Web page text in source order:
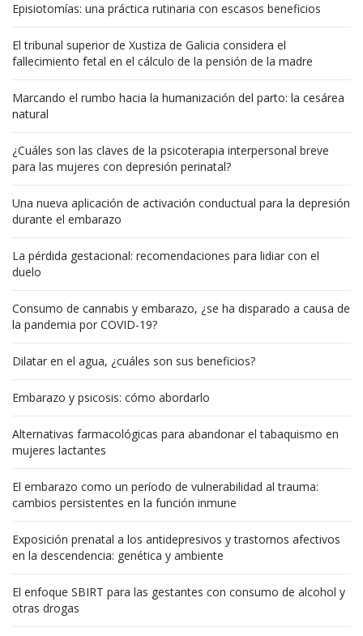
Episiotomías: una práctica rutinaria con escasos beneficios
El tribunal superior de Xustiza de Galicia considera el
fallecimiento fetal en el cálculo de la pensión de la madre
Marcando el rumbo hacia la humanización del parto: la cesárea
natural
¿Cuáles son las claves de la psicoterapia interpersonal breve
para las mujeres con depresión perinatal?
Una nueva aplicación de activación conductual para la depresión
durante el embarazo
La pérdida gestacional: recomendaciones para lidiar con el
duelo
Consumo de cannabis y embarazo, ¿se ha disparado a causa de
la pandemia por COVID-19?
Dilatar en el agua, ¿cuáles son sus beneficios?
Embarazo y psicosis: cómo abordarlo
Alternativas farmacológicas para abandonar el tabaquismo en
mujeres lactantes
El embarazo como un período de vulnerabilidad al trauma:
cambios persistentes en la función inmune
Exposición prenatal a los antidepresivos y trastornos afectivos
en la descendencia: genética y ambiente
El enfoque SBIRT para las gestantes con consumo de alcohol y
otras drogas